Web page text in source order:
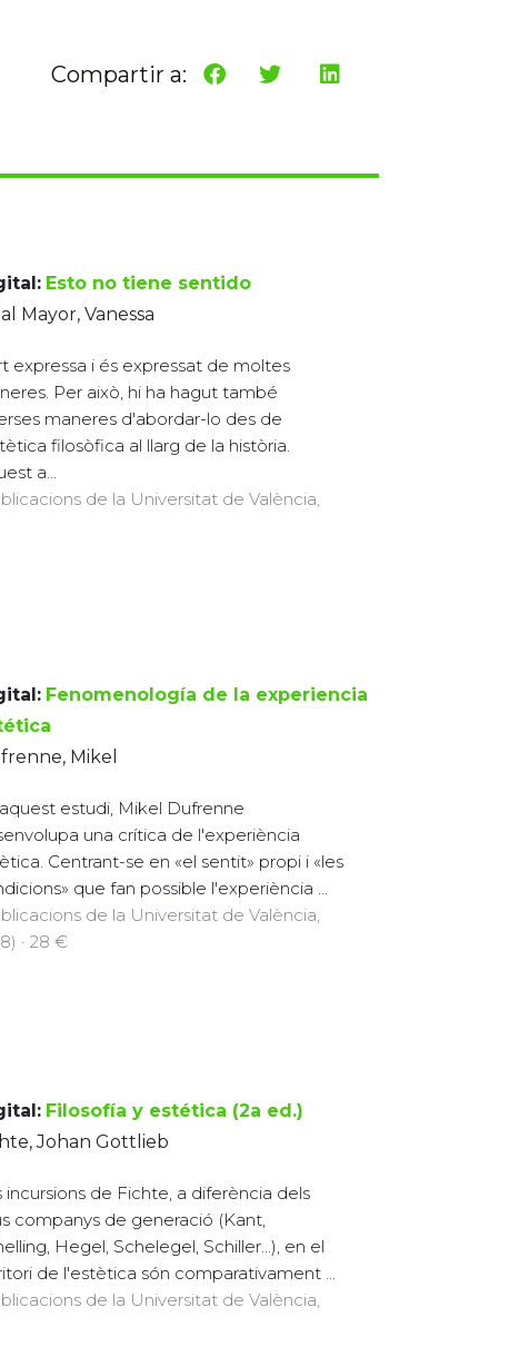
Compartir a:
Esto no tiene sentido
Mayor, Vanessa
expressa i és expressat de moltes
Per això, hi ha hagut també
maneres d'abordar-lo des de
filosòfica al llarg de la història.
a...
de la Universitat de València,
Fenomenología de la experiencia
Mikel
estudi, Mikel Dufrenne
una crítica de l'experiència
Centrant-se en «el sentit» propi i «les
que fan possible l'experiència ...
de la Universitat de València,
· 28 €
Filosofía y estética (2a ed.)
Johan Gottlieb
incursions de Fichte, a diferència dels
companys de generació (Kant,
Hegel, Schelegel, Schiller...), en el
de l'estètica són comparativament ...
de la Universitat de València,